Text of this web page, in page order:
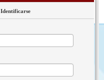
Identificarse